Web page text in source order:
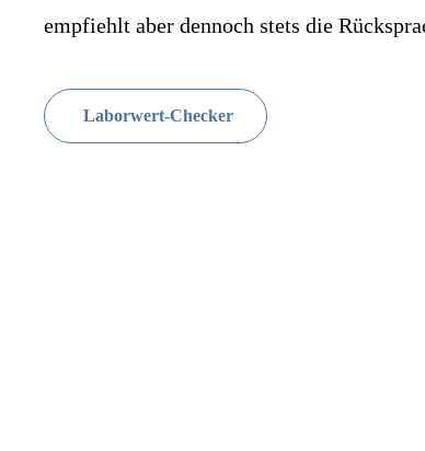
empfiehlt aber dennoch stets die
Laborwert-Checker